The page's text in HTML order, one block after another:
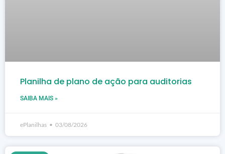
Planilha de plano de ação para auditorias
SAIBA MAIS »
ePlanilhas 03/08/2026